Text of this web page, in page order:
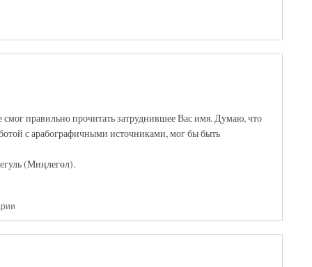
правильно прочитать затруднившее Вас имя. Думаю, что
с арабографичными источниками, мог бы быть
(Миңлегөл).